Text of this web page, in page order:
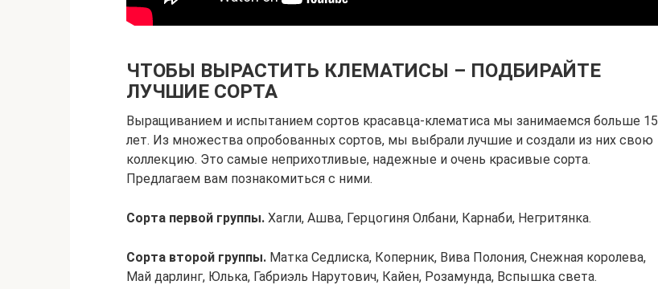
ЧТОБЫ ВЫРАСТИТЬ КЛЕМАТИСЫ – ПОДБИРАЙТЕ
ЛУЧШИЕ СОРТА
Выращиванием и испытанием сортов красавца-клематиса мы занимаемся больше 15
лет. Из множества опробованных сортов, мы выбрали лучшие и создали из них свою
коллекцию. Это самые неприхотливые, надежные и очень красивые сорта.
Предлагаем вам познакомиться с ними.
Сорта первой группы. Хагли, Ашва, Герцогиня Олбани, Карнаби, Негритянка.
Сорта второй группы. Матка Седлиска, Коперник, Вива Полония, Снежная королева,
Май дарлинг, Юлька, Габриэль Нарутович, Кайен, Розамунда, Вспышка света.